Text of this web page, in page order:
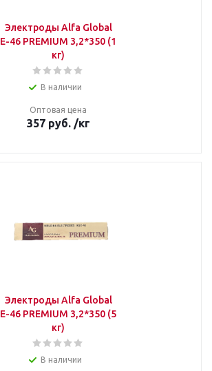
Электроды Alfa Global
E-46 PREMIUM 3,2*350 (1
кг)
В наличии
Оптовая цена
357руб. /кг
Электроды Alfa Global
E-46 PREMIUM 3,2*350 (5
кг)
В наличии